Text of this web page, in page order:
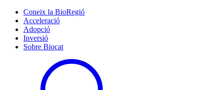
Coneix la BioRegió
Acceleració
Adopció
Inversió
Sobre Biocat